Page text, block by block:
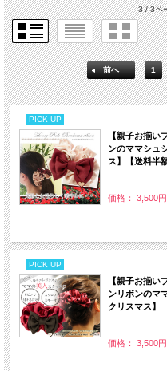
3 / 3ペ
前へ 1
PICK UP
【親子お揃い
ンのママシュ
ス】【送料半
価格： 3,500
PICK UP
【親子お揃い
ンリボンのマ
クリスマス】
価格： 3,500